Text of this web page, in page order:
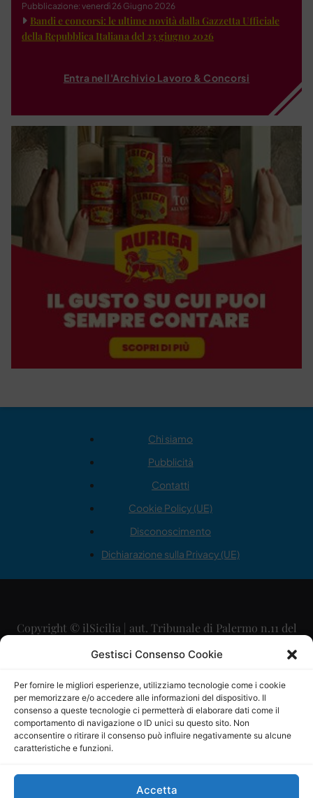
Gestisci Consenso Cookie
Per fornire le migliori esperienze, utilizziamo tecnologie come i cookie
per memorizzare e/o accedere alle informazioni del dispositivo. Il
consenso a queste tecnologie ci permetterà di elaborare dati come il
comportamento di navigazione o ID unici su questo sito. Non
acconsentire o ritirare il consenso può influire negativamente su alcune
caratteristiche e funzioni.
Accetta
Pubblicazione: venerdì 26 Giugno 2026
Bandi e concorsi: le ultime novità dalla Gazzetta Ufficiale
della Repubblica Italiana del 23 giugno 2026
Entra nell'Archivio Lavoro & Concorsi
Chi siamo
Pubblicità
Contatti
Cookie Policy (UE)
Disconoscimento
Dichiarazione sulla Privacy (UE)
Copyright © ilSicilia | aut. Tribunale di Palermo n.11 del
29/09/2015
Direttore Editoriale: Maurizio Scaglione
Direttore Responsabile: Maria Calabrese
P.IVA: 06334930820